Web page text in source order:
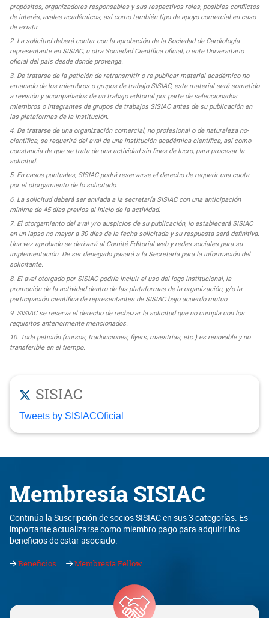
propósitos, organizadores responsables y sus respectivos roles, posibles conflictos
de interés, avales académicos, así como también tipo de apoyo comercial en caso
de existir
La solicitud deberá contar con la aprobación de la Sociedad de Cardiología
representante en SISIAC, u otra Sociedad Científica oficial, o ente Universitario
oficial del país desde donde provenga.
De tratarse de la petición de retransmitir o re-publicar material académico no
emanado de los miembros o grupos de trabajo SISIAC, este material será sometido
a revisión y acompañados de un trabajo editorial por parte de seleccionados
miembros o integrantes de grupos de trabajos SISIAC antes de su publicación en
las plataformas de la institución.
De tratarse de una organización comercial, no profesional o de naturaleza no-
científica, se requerirá del aval de una institución académica-científica, así como
constancia de que se trata de una actividad sin fines de lucro, para procesar la
solicitud.
En casos puntuales, SISIAC podrá reservarse el derecho de requerir una cuota
por el otorgamiento de lo solicitado.
La solicitud deberá ser enviada a la secretaría SISIAC con una anticipación
mínima de 45 días previos al inicio de la actividad.
El otorgamiento del aval y/o auspicios de su publicación, lo establecerá SISIAC
en un lapso no mayor a 30 días de la fecha solicitada y su respuesta será definitiva.
Una vez aprobado se derivará al Comité Editorial web y redes sociales para su
implementación. De ser denegado pasará a la Secretaría para la información del
solicitante.
El aval otorgado por SISIAC podría incluir el uso del logo institucional, la
promoción de la actividad dentro de las plataformas de la organización, y/o la
participación científica de representantes de SISIAC bajo acuerdo mutuo.
SISIAC se reserva el derecho de rechazar la solicitud que no cumpla con los
requisitos anteriormente mencionados.
Toda petición (cursos, traducciones, flyers, maestrías, etc.) es renovable y no
transferible en el tiempo.
SISIAC
Tweets by SISIACOficial
Membresía SISIAC
Continúa la Suscripción de socios SISIAC en sus 3 categorías. Es
importante actualizarse como miembro pago para adquirir los
beneficios de estar asociado.
Beneficios Membresía Fellow